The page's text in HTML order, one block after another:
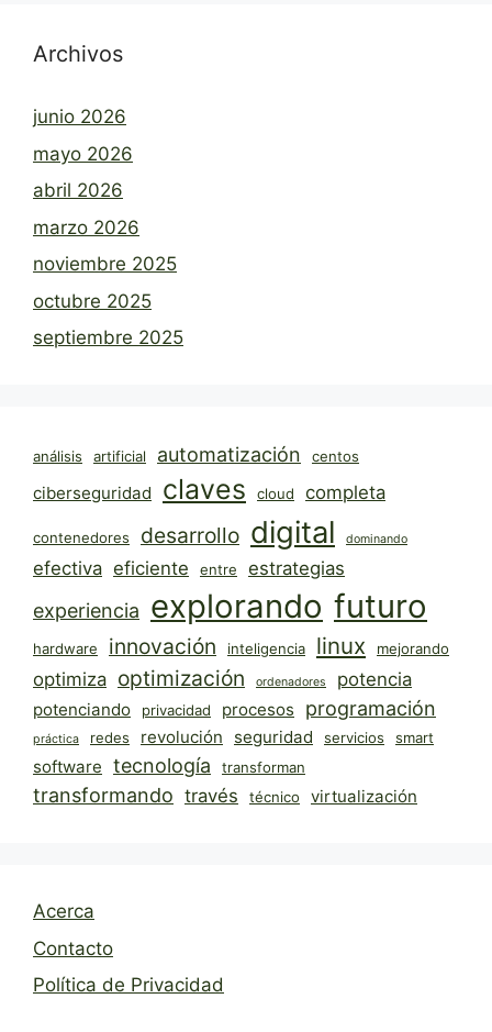
Archivos
junio 2026
mayo 2026
abril 2026
marzo 2026
noviembre 2025
octubre 2025
septiembre 2025
análisis artificial automatización centos
ciberseguridad claves cloud completa
contenedores desarrollo digital dominando
efectiva eficiente entre estrategias
experiencia explorando futuro
hardware innovación inteligencia linux mejorando
optimiza optimización ordenadores potencia
potenciando privacidad procesos programación
práctica redes revolución seguridad servicios smart
software tecnología transforman
transformando través técnico virtualización
Acerca
Contacto
Política de Privacidad